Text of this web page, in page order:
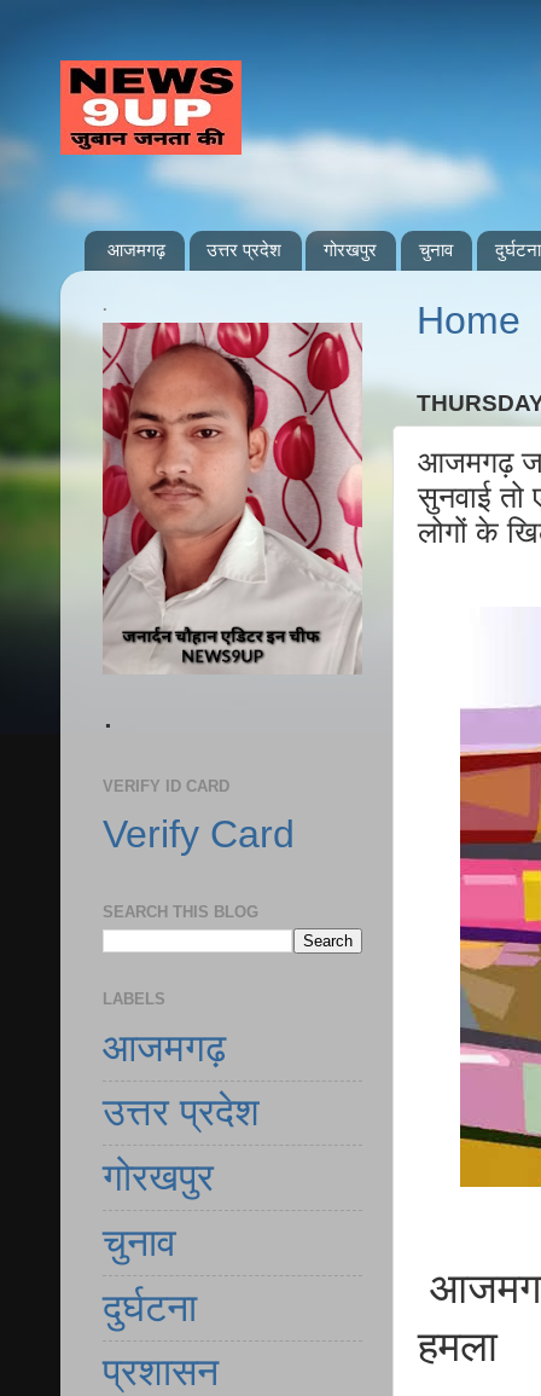
आजमगढ़ उत्तर प्रदेश गोरखपुर चुनाव दुर्घटना
Home
आजमगढ़
सुनवाई तो
लोगों के
हमला
.
.
VERIFY ID CARD
Verify Card
SEARCH THIS BLOG
LABELS
आजमगढ़
उत्तर प्रदेश
गोरखपुर
चुनाव
दुर्घटना
प्रशासन